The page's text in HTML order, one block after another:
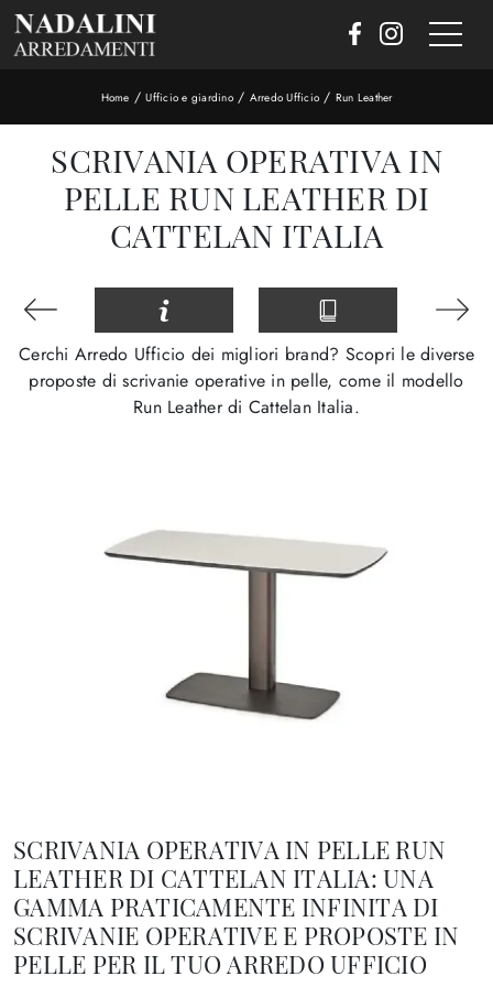
Home /Ufficio e giardino/ Arredo Ufficio / Run Leather
SCRIVANIA OPERATIVA IN
PELLE RUN LEATHER DI
CATTELAN ITALIA
Cerchi Arredo Ufficio dei migliori brand? Scopri le diverse
proposte di scrivanie operative in pelle, come il modello
Run Leather di Cattelan Italia.
SCRIVANIA OPERATIVA IN PELLE RUN
LEATHER DI CATTELAN ITALIA: UNA
GAMMA PRATICAMENTE INFINITA DI
SCRIVANIE OPERATIVE E PROPOSTE IN
PELLE PER IL TUO ARREDO UFFICIO